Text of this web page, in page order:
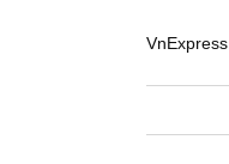
VnExpress